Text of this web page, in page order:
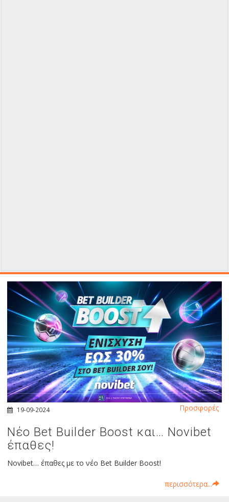
19-09-2024
Νέο Bet Builder Boost και… Novibet
έπαθες!
Novibet… έπαθες με το νέο Bet Builder Boost!
περισσότερα...
Προσφορές